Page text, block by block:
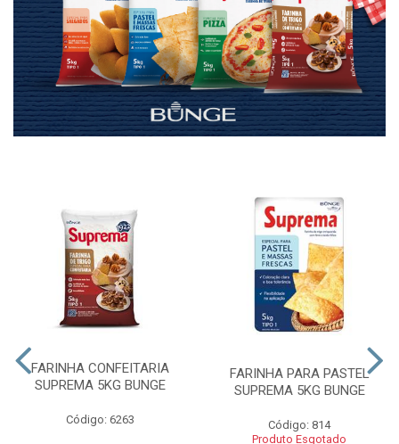
FARINHA CONFEITARIA
SUPREMA 5KG BUNGE
Código: 6263
FARINHA PARA PASTEL
SUPREMA 5KG BUNGE
Código: 814
Produto Esgotado